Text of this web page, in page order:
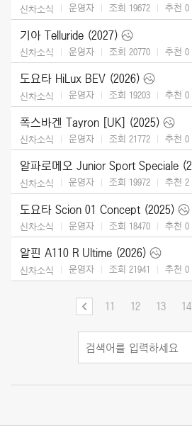
신차소식 운영자 조회 19672 추천 0
기아 Telluride (2027)
신차소식 운영자 조회 20770 추천 0
도요타 HiLux BEV (2026)
신차소식 운영자 조회 19203 추천 0
폭스바겐 Tayron [UK] (2025)
신차소식 운영자 조회 21772 추천 0
신차소식 운영자 조회 19972 추천 2
도요타 Scion 01 Concept (2025)
신차소식 운영자 조회 18470 추천 0
알핀 A110 R Ultime (2026)
신차소식 운영자 조회 21941 추천 0
11 12 13 14